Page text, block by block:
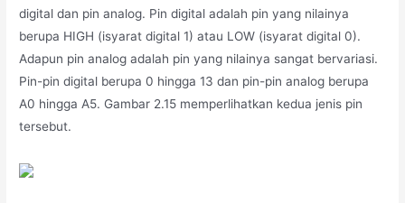
digital dan pin analog. Pin digital adalah pin yang nilainya
berupa HIGH (isyarat digital 1) atau LOW (isyarat digital 0).
Adapun pin analog adalah pin yang nilainya sangat bervariasi.
Pin-pin digital berupa 0 hingga 13 dan pin-pin analog berupa
A0 hingga A5. Gambar 2.15 memperlihatkan kedua jenis pin
tersebut.